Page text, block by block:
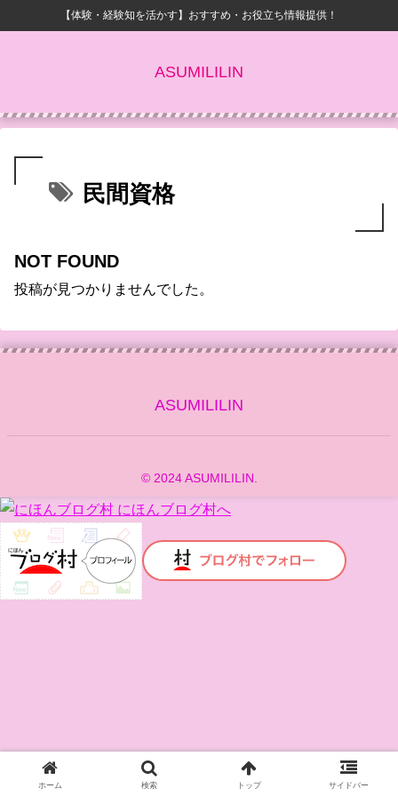
【体験・経験知を活かす】おすすめ・お役立ち情報提供！
ASUMILILIN
民間資格
NOT FOUND
投稿が見つかりませんでした。
ASUMILILIN
© 2024 ASUMILILIN.
ホーム 検索 トップ サイドバー